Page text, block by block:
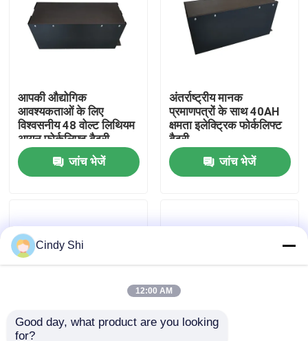
हमारे बारे में
गुणवत्ता नियंत्रण
एक उद्धरण का अनुरोध करें
इलेक्ट्रिक फोर्कलिफ्ट लिथियम आयन बैटरी
48 वोल्ट लिथियम आयन फोर्कलिफ्ट बैटरी
पैलेट ट्रक बैटरी
आपकी औद्योगिक
आवश्यकताओं के लिए
विश्वसनीय 48 वोल्ट लिथियम
आयन फोर्कलिफ्ट बैटरी
जांच भेजें
अंतर्राष्ट्रीय मानक
प्रमाणपत्रों के साथ 40AH
क्षमता इलेक्ट्रिक फोर्कलिफ्ट
बैटरी
जांच भेजें
Cindy Shi
12:00 AM
Good day, what product are you looking
for?